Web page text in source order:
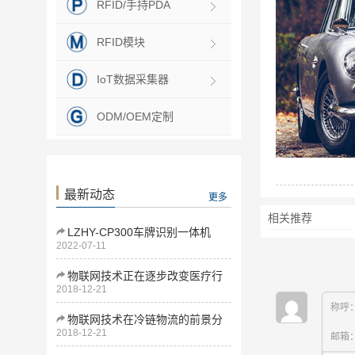
RFID/手持PDA
RFID模块
IoT数据采集器
ODM/OEM定制
最新动态 更多
LZHY-CP300车牌识别一体机
2022-07-11
物联网技术正在逐步改变医疗行
业
2018-12-21
物联网技术在冷链物流的前景分
析
2018-12-21
相关推荐
称呼
邮箱